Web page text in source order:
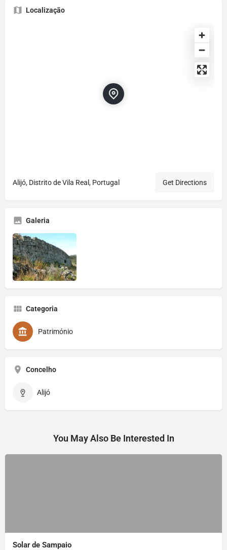
Localização
Alijó, Distrito de Vila Real, Portugal Get Directions
Galeria
Categoria
Património
Concelho
Alijó
You May Also Be Interested In
Solar de Sampaio